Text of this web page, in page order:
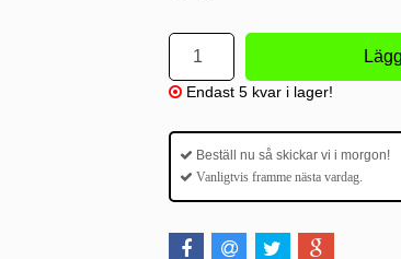
Endast 5 kvar i lager!
Beställ nu så skickar vi i morgon!
Vanligtvis framme nästa vardag.